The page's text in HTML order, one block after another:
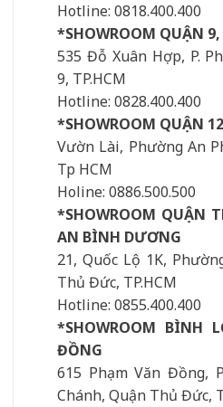
Hotline: 0818.400.400
*SHOWROOM QUẬN 9,
535 Đỗ Xuân Hợp, P.
9, TP.HCM
Hotline: 0828.400.400
*SHOWROOM QUẬN
Vườn Lài, Phường An
Tp HCM
Holine: 0886.500.500
*SHOWROOM QUẬN
AN BÌNH DƯƠNG
21, Quốc Lộ 1K,
Thủ Đức, TP.HCM
Hotline: 0855.400.400
*SHOWROOM BÌNH
ĐỒNG
615 Phạm Văn Đồng,
Chánh, Quận Thủ Đức,